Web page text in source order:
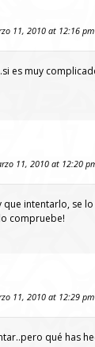
11, 2010 at 12:16 pm
es muy
11, 2010 at 12:20
que intentarlo, se
compruebe!
11, 2010 at 12:29 pm
qué has